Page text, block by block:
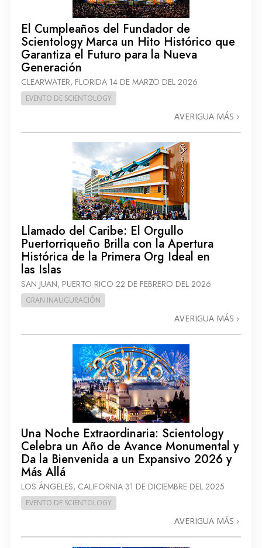
El Cumpleaños del Fundador de
Scientology Marca un Hito Histórico que
Garantiza el Futuro para la Nueva
Generación
CLEARWATER, FLORIDA 14 DE MARZO DEL 2026
EVENTO DE SCIENTOLOGY
AVERIGUA MÁS
Llamado del Caribe: El Orgullo
Puertorriqueño Brilla con la Apertura
Histórica de la Primera Org Ideal en
las Islas
SAN JUAN, PUERTO RICO 22 DE FEBRERO DEL 2026
GRAN INAUGURACIÓN
AVERIGUA MÁS
Una Noche Extraordinaria: Scientology
Celebra un Año de Avance Monumental y
Da la Bienvenida a un Expansivo 2026 y
Más Allá
LOS ÁNGELES, CALIFORNIA 31 DE DICIEMBRE DEL 2025
EVENTO DE SCIENTOLOGY
AVERIGUA MÁS